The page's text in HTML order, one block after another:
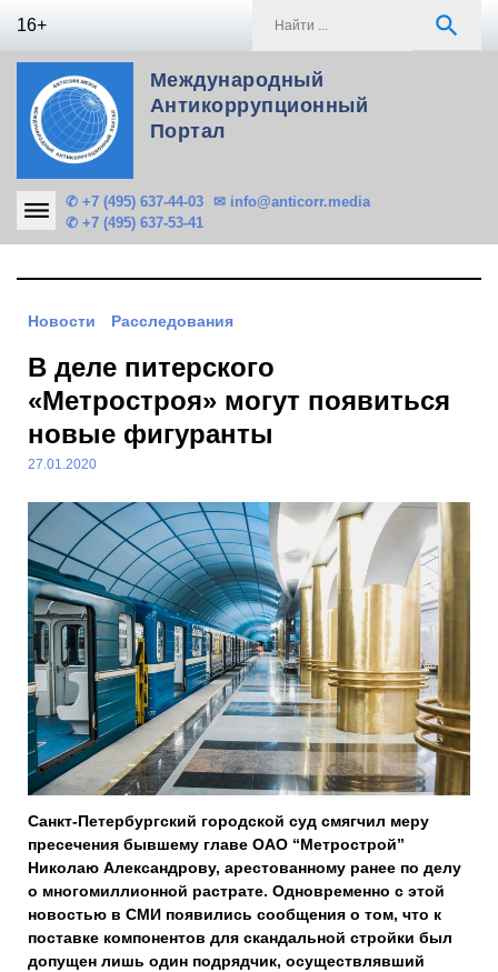
16+ search
Международный
Антикоррупционный
Портал
✆ +7 (495) 637-44-03
✆ +7 (495) 637-53-41
✉ info@anticorr.media
Новости Расследования
В деле питерского
«Метростроя» могут появиться
новые фигуранты
27.01.2020
Санкт-Петербургский городской суд смягчил меру
пресечения бывшему главе ОАО “Метрострой”
Николаю Александрову, арестованному ранее по делу
о многомиллионной растрате. Одновременно с этой
новостью в СМИ появились сообщения о том, что к
поставке компонентов для скандальной стройки был
допущен лишь один подрядчик, осуществлявший